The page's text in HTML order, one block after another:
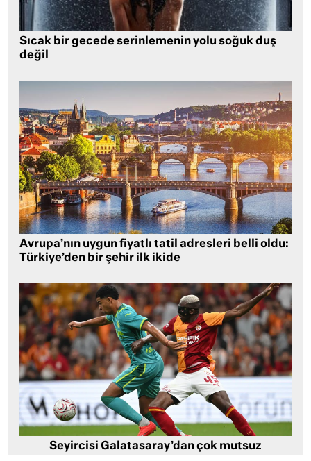
Sıcak bir gecede serinlemenin yolu soğuk duş
değil
Avrupa’nın uygun fiyatlı tatil adresleri belli oldu:
Türkiye’den bir şehir ilk ikide
Seyircisi Galatasaray’dan çok mutsuz